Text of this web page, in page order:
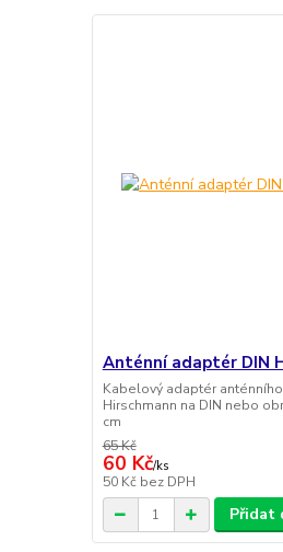
Anténní adaptér DIN
Kabelový adaptér
Hirschmann na DIN nebo
cm
65 Kč
60 Kč/ks
50 Kč bez DPH
Přidat